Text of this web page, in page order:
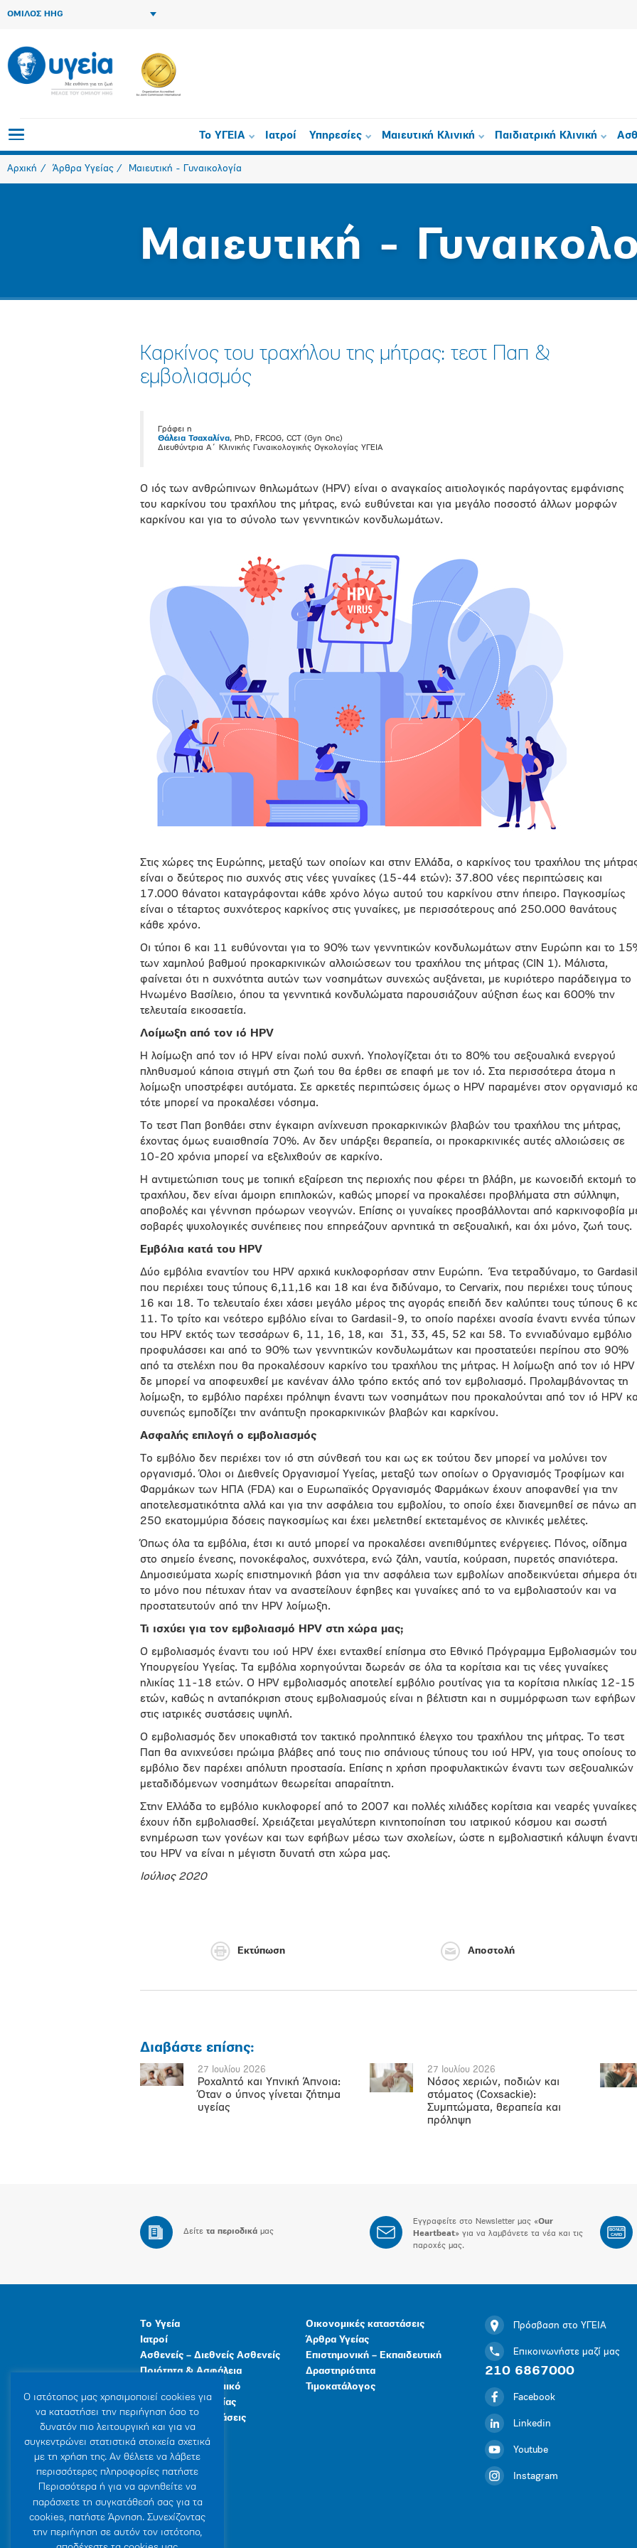
ΟΜΙΛΟΣ HHG
Το ΥΓΕΙΑ Ιατροί Υπηρεσίες Μαιευτική Κλινική Παιδιατρική Κλινική
Αρχική Άρθρα Υγείας Μαιευτική - Γυναικολογία
Μαιευτική -
Καρκίνος του τραχήλου της μήτρας: τεστ Παπ &
εμβολιασμός
Γράφει η
Θάλεια Τσαχαλίνα, PhD, FRCOG, CCT (Gyn Onc)
Διευθύντρια Α΄ Κλινικής Γυναικολογικής Ογκολογίας ΥΓΕΙΑ
Ο ιός των ανθρώπινων θηλωμάτων (HPV) είναι o αναγκαίος αιτιολογικός παράγοντας εμφάνισης
του καρκίνου του τραχήλου της μήτρας, ενώ ευθύνεται και για μεγάλο ποσοστό άλλων μορφών
καρκίνου και για το σύνολο των γεννητικών κονδυλωμάτων.
Στις χώρες της Ευρώπης, μεταξύ των οποίων και στην Ελλάδα, ο καρκίνος του τραχήλου της
είναι ο δεύτερος πιο συχνός στις νέες γυναίκες (15-44 ετών): 37.800 νέες περιπτώσεις και
17.000 θάνατοι καταγράφονται κάθε χρόνο λόγω αυτού του καρκίνου στην ήπειρο. Παγκοσμίως
είναι ο τέταρτος συχνότερος καρκίνος στις γυναίκες, με περισσότερους από 250.000 θανάτους
κάθε χρόνο.
Οι τύποι 6 και 11 ευθύνονται για το 90% των γεννητικών κονδυλωμάτων στην Ευρώπη και το
των χαμηλού βαθμού προκαρκινικών αλλοιώσεων του τραχήλου της μήτρας (CIN 1). Μάλιστα,
φαίνεται ότι η συχνότητα αυτών των νοσημάτων συνεχώς αυξάνεται, με κυριότερο παράδειγμα το
Ηνωμένο Βασίλειο, όπου τα γεννητικά κονδυλώματα παρουσιάζουν αύξηση έως και 600% την
τελευταία εικοσαετία.
Λοίμωξη από τον ιό HPV
Η λοίμωξη από τον ιό HPV είναι πολύ συχνή. Υπολογίζεται ότι το 80% του σεξουαλικά ενεργού
πληθυσμού κάποια στιγμή στη ζωή του θα έρθει σε επαφή με τον ιό. Στα περισσότερα άτομα η
λοίμωξη υποστρέφει αυτόματα. Σε αρκετές περιπτώσεις όμως ο HPV παραμένει στον οργανισμό
τότε μπορεί να προκαλέσει νόσημα.
Το τεστ Παπ βοηθάει στην έγκαιρη ανίχνευση προκαρκινικών βλαβών του τραχήλου της μήτρας,
έχοντας όμως ευαισθησία 70%. Αν δεν υπάρξει θεραπεία, οι προκαρκινικές αυτές αλλοιώσεις σε
10-20 χρόνια μπορεί να εξελιχθούν σε καρκίνο.
Η αντιμετώπιση τους με τοπική εξαίρεση της περιοχής που φέρει τη βλάβη, με κωνοειδή εκτομή
τραχήλου, δεν είναι άμοιρη επιπλοκών, καθώς μπορεί να προκαλέσει προβλήματα στη σύλληψη,
αποβολές και γέννηση πρόωρων νεογνών. Επίσης οι γυναίκες προσβάλλονται από καρκινοφοβία
σοβαρές ψυχολογικές συνέπειες που επηρεάζουν αρνητικά τη σεξουαλική, και όχι μόνο, ζωή τους.
Εμβόλια κατά του HPV
Δύο εμβόλια εναντίον του HPV αρχικά κυκλοφορήσαν στην Ευρώπη. Ένα τετραδύναμο, το
που περιέχει τους τύπους 6,11,16 και 18 και ένα διδύναμο, το Cervarix, που περιέχει τους τύπους
16 και 18. Το τελευταίο έχει χάσει μεγάλο μέρος της αγοράς επειδή δεν καλύπτει τους τύπους 6
11. Το τρίτο και νεότερο εμβόλιο είναι το Gardasil-9, το οποίο παρέχει ανοσία έναντι εννέα τύπων
του HPV εκτός των τεσσάρων 6, 11, 16, 18, και 31, 33, 45, 52 και 58. Το εννιαδύναμο εμβόλιο
προφυλάσσει και από το 90% των γεννητικών κονδυλωμάτων και προστατεύει περίπου στο 90%
από τα στελέχη που θα προκαλέσουν καρκίνο του τραχήλου της μήτρας. Η λοίμωξη από τον ιό HPV
δε μπορεί να αποφευχθεί με κανέναν άλλο τρόπο εκτός από τον εμβολιασμό. Προλαμβάνοντας τη
λοίμωξη, το εμβόλιο παρέχει πρόληψη έναντι των νοσημάτων που προκαλούνται από τον ιό ΗPV
συνεπώς εμποδίζει την ανάπτυξη προκαρκινικών βλαβών και καρκίνου.
Ασφαλής επιλογή ο εμβολιασμός
Το εμβόλιο δεν περιέχει τον ιό στη σύνθεσή του και ως εκ τούτου δεν μπορεί να μολύνει τον
οργανισμό. Όλοι οι Διεθνείς Οργανισμοί Υγείας, μεταξύ των οποίων ο Οργανισμός Τροφίμων και
Φαρμάκων των ΗΠΑ (FDA) και ο Ευρωπαϊκός Οργανισμός Φαρμάκων έχουν αποφανθεί για την
αποτελεσματικότητα αλλά και για την ασφάλεια του εμβολίου, το οποίο έχει διανεμηθεί σε πάνω
250 εκατομμύρια δόσεις παγκοσμίως και έχει μελετηθεί εκτεταμένος σε κλινικές μελέτες.
Όπως όλα τα εμβόλια, έτσι κι αυτό μπορεί να προκαλέσει ανεπιθύμητες ενέργειες. Πόνος, οίδημα
στο σημείο ένεσης, πονοκέφαλος, συχνότερα, ενώ ζάλη, ναυτία, κούραση, πυρετός σπανιότερα.
Δημοσιεύματα χωρίς επιστημονική βάση για την ασφάλεια των εμβολίων αποδεικνύεται σήμερα ότι
το μόνο που πέτυχαν ήταν να αναστείλουν έφηβες και γυναίκες από το να εμβολιαστούν και να
προστατευτούν από την HPV λοίμωξη.
Τι ισχύει για τον εμβολιασμό HPV στη χώρα μας;
Ο εμβολιασμός έναντι του ιού HPV έχει ενταχθεί επίσημα στο Εθνικό Πρόγραμμα Εμβολιασμών του
Υπουργείου Υγείας. Τα εμβόλια χορηγούνται δωρεάν σε όλα τα κορίτσια και τις νέες γυναίκες
ηλικίας 11-18 ετών. Ο ΗPV εμβολιασμός αποτελεί εμβόλιο ρουτίνας για τα κορίτσια ηλικίας 12-15
ετών, καθώς η ανταπόκριση στους εμβολιασμούς είναι η βέλτιστη και η συμμόρφωση των εφήβων
στις ιατρικές συστάσεις υψηλή.
Ο εμβολιασμός δεν υποκαθιστά τον τακτικό προληπτικό έλεγχο του τραχήλου της μήτρας. Το τεστ
Παπ θα ανιχνεύσει πρώιμα βλάβες από τους πιο σπάνιους τύπους του ιού HPV, για τους οποίους το
εμβόλιο δεν παρέχει απόλυτη προστασία. Επίσης η χρήση προφυλακτικών έναντι των σεξουαλικών
μεταδιδόμενων νοσημάτων θεωρείται απαραίτητη.
Στην Ελλάδα το εμβόλιο κυκλοφορεί από το 2007 και πολλές χιλιάδες κορίτσια και νεαρές γυναίκες
έχουν ήδη εμβολιασθεί. Χρειάζεται μεγαλύτερη κινητοποίηση του ιατρικού κόσμου και σωστή
ενημέρωση των γονέων και των εφήβων μέσω των σχολείων, ώστε η εμβολιαστική κάλυψη έναντι
του HPV να είναι η μέγιστη δυνατή στη χώρα μας.
Ιούλιος 2020
Εκτύπωση Αποστολή
Διαβάστε επίσης:
27 Ιουλίου 2026
Ροχαλητό και Υπνική Άπνοια:
Όταν ο ύπνος γίνεται ζήτημα
υγείας
27 Ιουλίου 2026
Νόσος χεριών, ποδιών και
στόματος (Coxsackie):
Συμπτώματα, θεραπεία και
πρόληψη
Δείτε τα περιοδικά μας
Εγγραφείτε στο Newsletter μας «Our
Heartbeat» για να λαμβάνετε τα νέα και τις
παροχές μας.
BONUS
CARD
Το Υγεία
Ιατροί
Ασθενείς – Διεθνείς Ασθενείς
Ποιότητα & Ασφάλεια
Ανθρώπινο Δυναμικό
Προγράμματα Υγείας
Γενικές Εγκαταστάσεις
Οικονομικές καταστάσεις
Άρθρα Υγείας
Επιστημονική – Εκπαιδευτική
Δραστηριότητα
Τιμοκατάλογος
Πρόσβαση στο ΥΓΕΙΑ
Επικοινωνήστε μαζί μας
210 6867000
Facebook
Linkedin
Youtube
Instagram
Ο ιστότοπoς μας χρησιμοποιεί cookies για
να καταστήσει την περιήγηση όσο το
δυνατόν πιο λειτουργική και για να
συγκεντρώνει στατιστικά στοιχεία σχετικά
με τη χρήση της. Αν θέλετε να λάβετε
περισσότερες πληροφορίες πατήστε
Περισσότερα ή για να αρνηθείτε να
παράσχετε τη συγκατάθεσή σας για τα
cookies, πατήστε Άρνηση. Συνεχίζοντας
την περιήγηση σε αυτόν τον ιστότοπο,